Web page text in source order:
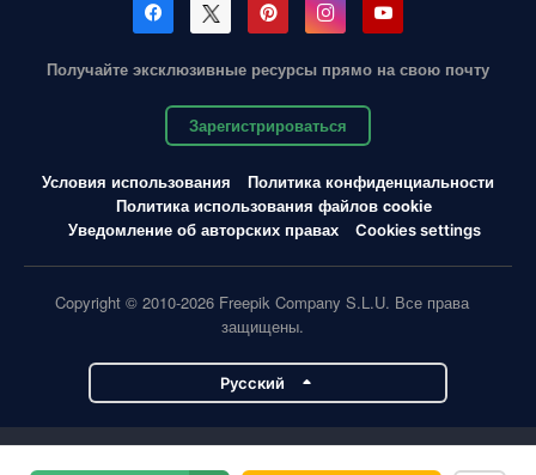
Получайте эксклюзивные ресурсы прямо на свою почту
Зарегистрироваться
Условия использования
Политика конфиденциальности
Политика использования файлов cookie
Уведомление об авторских правах
Cookies settings
Copyright © 2010-2026 Freepik Company S.L.U. Все права
защищены.
Pусский